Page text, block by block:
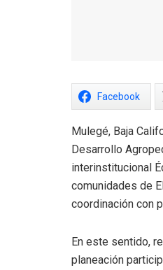
Facebook
Mulegé, Baja
Desarrollo
interinstitucional
comunidades de
coordinación con
En este sentido,
planeación